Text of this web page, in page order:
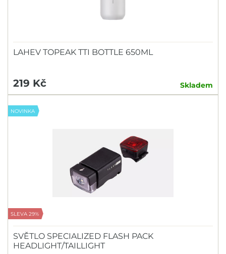
LAHEV TOPEAK TTI BOTTLE 650ML
219 Kč Skladem
NOVINKA
SLEVA 29%
SVĚTLO SPECIALIZED FLASH PACK
HEADLIGHT/TAILLIGHT